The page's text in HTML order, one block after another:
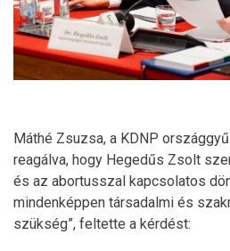
Máthé Zsuzsa, a KDNP
reagálva, hogy Hegedűs Zsolt
és az abortusszal kapcsolatos
mindenképpen társadalmi és
szükség”, feltette a kérdést: